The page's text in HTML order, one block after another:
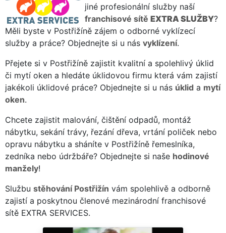
jiné profesionální služby naší
franchisové sítě EXTRA SLUŽBY?
Měli byste v Postřižíně zájem o odborné vyklízecí
služby a práce? Objednejte si u nás vyklízení.
Přejete si v Postřižíně zajistit kvalitní a spolehlivý úklid
či mytí oken a hledáte úklidovou firmu která vám zajistí
jakékoli úklidové práce? Objednejte si u nás úklid a mytí
oken.
Chcete zajistit malování, čištění odpadů, montáž
nábytku, sekání trávy, řezání dřeva, vrtání poliček nebo
opravu nábytku a sháníte v Postřižíně řemeslníka,
zedníka nebo údržbáře? Objednejte si naše hodinové
manžely!
Službu stěhování Postřižín vám spolehlivě a odborně
zajistí a poskytnou členové mezinárodní franchisové
sítě EXTRA SERVICES.